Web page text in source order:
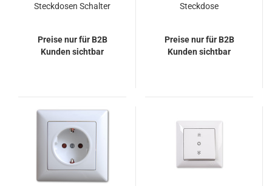
Steckdosen Schalter
Preise nur für B2B
Kunden sichtbar
Steckdose
Preise nur für B2B
Kunden sichtbar